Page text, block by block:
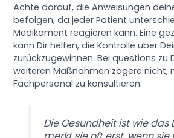
Achte darauf, die Anweisungen
befolgen, da jeder Patient
Medikament reagieren kann. Eine
kann Dir helfen, die Kontrolle über
zurückzugewinnen. Bei questions zu
weiteren Maßnahmen zögere nicht,
Fachpersonal zu konsultieren.
Die Gesundheit ist wie das